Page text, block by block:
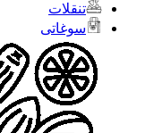
تنقلات
سوغاتی